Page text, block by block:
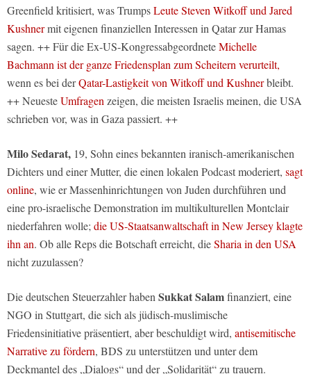
Greenfield kritisiert, was TrumpsLeute Steven Witkoff und Jared
Kushnermit eigenen finanziellen Interessen in Qatar zur Hamas
sagen. ++ Für die Ex-US-KongressabgeordneteMichelle
Bachmann ist der ganze Friedensplan zum Scheitern verurteilt,
wenn es bei derQatar-Lastigkeit von Witkoff und Kushnerbleibt.
++ NeuesteUmfragenzeigen, die meisten Israelis meinen, die USA
schrieben vor, was in Gaza passiert. ++
Milo Sedarat, 19, Sohn eines bekannten iranisch-amerikanischen
Dichters und einer Mutter, die einen lokalen Podcast moderiert, sagt
online, wie er Massenhinrichtungen von Juden durchführen und
eine pro-israelische Demonstration im multikulturellen Montclair
niederfahren wolle;die US-Staatsanwaltschaft in New Jersey klagte
ihn an. Ob alle Reps die Botschaft erreicht, dieSharia in den USA
nicht zuzulassen?
Die deutschen Steuerzahler habenSukkat Salamfinanziert, eine
NGO in Stuttgart, die sich als jüdisch-muslimische
Friedensinitiative präsentiert, aber beschuldigt wird, antisemitische
Narrative zu fördern, BDS zu unterstützen und unter dem
Deckmantel des „Dialogs“ und der „Solidarität“ zu trauern.